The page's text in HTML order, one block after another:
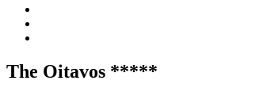
The Oitavos *****